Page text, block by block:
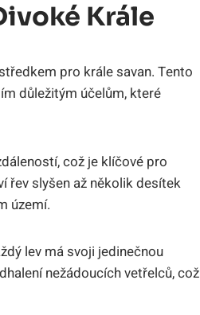
Krále
pro krále savan. Tento
důležitým účelům, které
což je klíčové pro
řev slyšen až několik desítek
území.
lev má svoji jedinečnou
nežádoucích vetřelců, což